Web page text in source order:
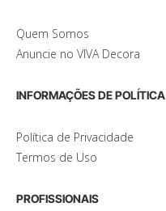
Quem Somos
Anuncie no VIVA Decora
INFORMAÇÕES DE POLÍTICA
Política de Privacidade
Termos de Uso
PROFISSIONAIS